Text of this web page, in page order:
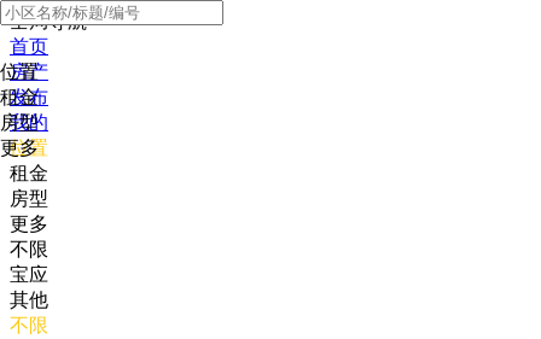
全局导航
首页
房产
发布
我的
位置
租金
房型
更多
位置
租金
房型
更多
不限
宝应
其他
不限